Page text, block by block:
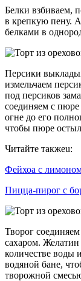
Белки взбиваем,
в крепкую пену.
белками в
Персики
измельчаем
под персиков
соединяем с
огне до его
чтобы пюре
Читайте такжеu:
Фейхоа с
Пицца-пирог с
Творог
сахаром. Желатин
количестве воды
водяной бане,
творожной